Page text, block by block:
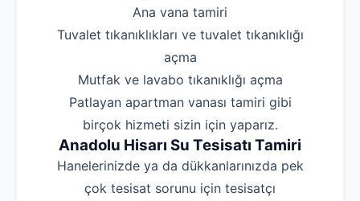
‌Ana vana tamiri
‌Tuvalet tıkanıklıkları ve tuvalet tıkanıklığı
açma
‌Mutfak ve lavabo tıkanıklığı açma
‌Patlayan apartman vanası tamiri gibi
birçok hizmeti sizin için yaparız.
Anadolu Hisarı Su Tesisatı Tamiri
Hanelerinizde ya da dükkanlarınızda pek
çok tesisat sorunu için tesisatçı